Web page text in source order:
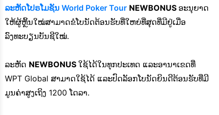
ລະຫັດໂປຣໂມຊັນ World Poker Tour NEWBONUS ອະນຸຍາດ
ໃຫ້ຜູ້ຫຼິ້ນໃໝ່ສາມາດຂໍໂບນັດຕ້ອນຮັບທີ່ໃຫຍ່ທີ່ສຸດທີ່ມີຢູ່ເມື່ອ
ລົງທະບຽນບັນຊີໃໝ່.
ລະຫັດ NEWBONUS ໃຊ້ໄດ້ໃນທຸກປະເທດ ແລະອານາເຂດທີ່
WPT Global ສາມາດໃຊ້ໄດ້ ແລະປົດລັອກໂບນັດຍິນດີຕ້ອນຮັບທີ່ມີ
ມູນຄ່າສູງເຖິງ 1200 ໂດລາ.